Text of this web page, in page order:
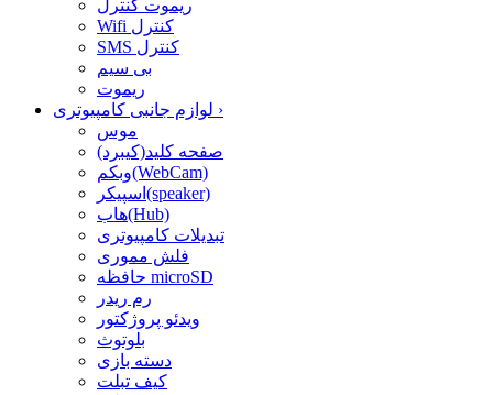
ریموت کنترل
Wifi کنترل
SMS کنترل
بی سیم
ریموت
›
موس
صفحه کلید(کیبرد)
وبکم(WebCam)
اسپیکر(speaker)
هاب(Hub)
تبدیلات کامپیوتری
فلش مموری
حافظه microSD
رم ریدر
ویدئو پروژکتور
بلوتوث
دسته بازی
کیف تبلت